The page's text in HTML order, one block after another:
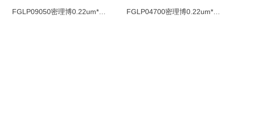
FGLP09050密理博0.22um*90mm聚四氟乙烯PTFE白色疏水光面表面滤膜